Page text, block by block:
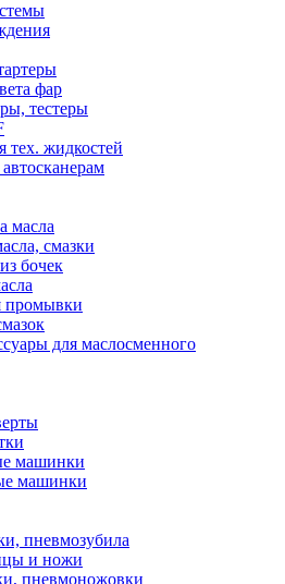
фар
тестеры
тех. жидкостей
масла
смазки
бочек
промывки
для маслосменного
машинки
машинки
пневмозубила
и ножи
пневмоножовки